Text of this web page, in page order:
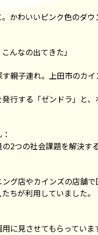
かわいいピンク色のダ
んなの出てきた」
親子連れ。上田市のカ
行する「ゼンドラ」と
の2つの社会課題を解決
グ店やカインズの店舗
ちが利用していました。
用に見させてもらってい